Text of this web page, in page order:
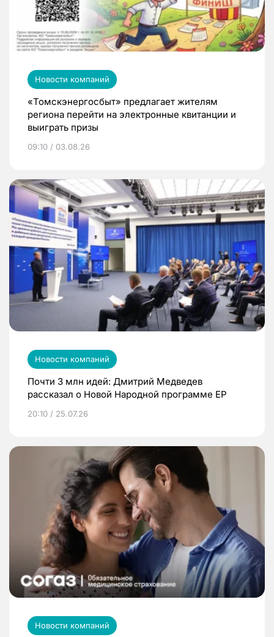
Новости компаний
«Томскэнергосбыт» предлагает жителям
региона перейти на электронные квитанции и
выиграть призы
09:10 / 03.08.26
Новости компаний
Почти 3 млн идей: Дмитрий Медведев
рассказал о Новой Народной программе ЕР
20:10 / 25.07.26
Новости компаний